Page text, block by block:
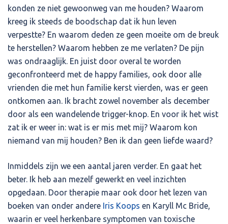
konden ze niet gewoonweg van me houden? Waarom
kreeg ik steeds de boodschap dat ik hun leven
verpestte? En waarom deden ze geen moeite om de breuk
te herstellen? Waarom hebben ze me verlaten? De pijn
was ondraaglijk. En juist door overal te worden
geconfronteerd met de happy families, ook door alle
vrienden die met hun familie kerst vierden, was er geen
ontkomen aan. Ik bracht zowel november als december
door als een wandelende trigger-knop. En voor ik het wist
zat ik er weer in: wat is er mis met mij? Waarom kon
niemand van mij houden? Ben ik dan geen liefde waard?
Inmiddels zijn we een aantal jaren verder. En gaat het
beter. Ik heb aan mezelf gewerkt en veel inzichten
opgedaan. Door therapie maar ook door het lezen van
boeken van onder andere Iris Koops en Karyll Mc Bride,
waarin er veel herkenbare symptomen van toxische